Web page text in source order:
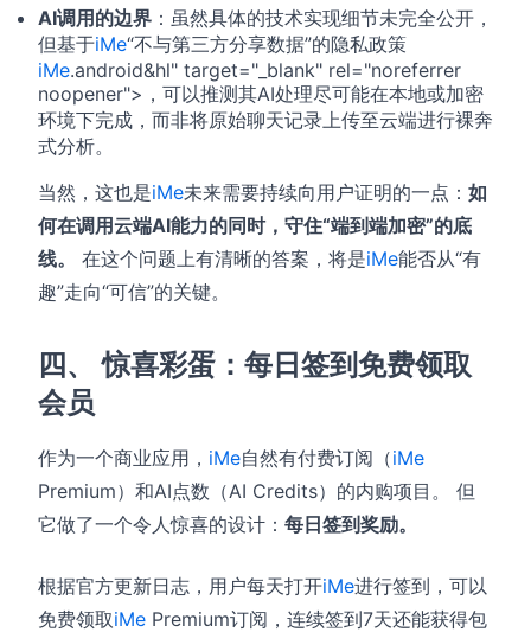
AI调用的边界 ：虽然具体的技术实现细节未完全公开，
但基于iMe“不与第三方分享数据”的隐私政策
iMe.android&hl" target="_blank" rel="noreferrer
noopener">，可以推测其AI处理尽可能在本地或加密
环境下完成，而非将原始聊天记录上传至云端进行裸奔
式分析。
当然，这也是iMe未来需要持续向用户证明的一点： 如
何在调用云端AI能力的同时，守住“端到端加密”的底
线。
在这个问题上有清晰的答案，将是iMe能否从“有
趣”走向“可信”的关键。
四、 惊喜彩蛋：每日签到免费领取
会员
作为一个商业应用， iMe自然有付费订阅（iMe
Premium）和AI点数（AI Credits）的内购项目。
但
它做了一个令人惊喜的设计： 每日签到奖励。
根据官方更新日志，用户每天打开iMe进行签到，可以
免费领取iMe Premium订阅，连续签到7天还能获得包